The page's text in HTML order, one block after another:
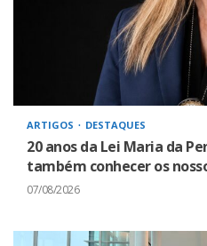
ARTIGOS DESTAQUES
20 anos da Lei Maria da
também conhecer os
07/08/2026